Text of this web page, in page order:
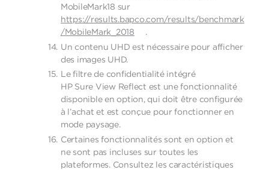
MobileMark18 sur
https://results.bapco.com/results/benchmark
/MobileMark_2018
.
Un contenu UHD est nécessaire pour afficher
des images UHD.
Le filtre de confidentialité intégré
HP Sure View Reflect est une fonctionnalité
disponible en option, qui doit être configurée
à l’achat et est conçue pour fonctionner en
mode paysage.
Certaines fonctionnalités sont en option et
ne sont pas incluses sur toutes les
plateformes. Consultez les caractéristiques